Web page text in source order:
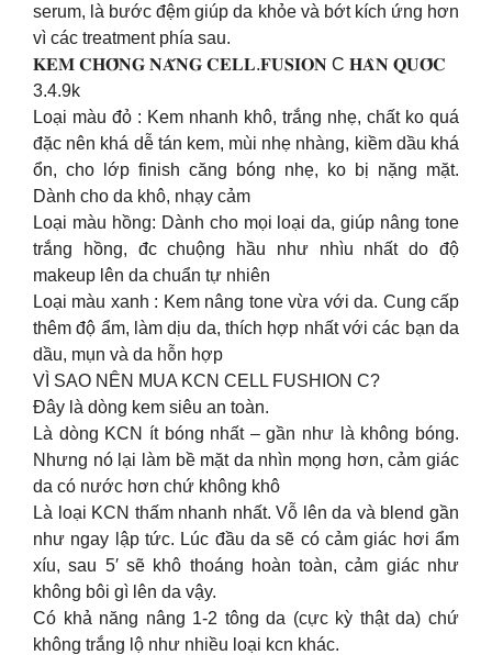
serum, là bước đệm giúp da khỏe và bớt kích ứng hơn
vì các treatment phía sau.
𝐊𝐄𝐌 𝐂𝐇𝐎̂́𝐍𝐆 𝐍𝐀̆́𝐍𝐆 𝐂𝐄𝐋𝐋.𝐅𝐔𝐒𝐈𝐎𝐍 C 𝐇𝐀̀𝐍 𝐐𝐔𝐎̂́𝐂
3.4.9k
Loại màu đỏ : Kem nhanh khô, trắng nhẹ, chất ko quá
đặc nên khá dễ tán kem, mùi nhẹ nhàng, kiềm dầu khá
ổn, cho lớp finish căng bóng nhẹ, ko bị nặng mặt.
Dành cho da khô, nhạy cảm
Loại màu hồng: Dành cho mọi loại da, giúp nâng tone
trắng hồng, đc chuộng hầu như nhìu nhất do độ
makeup lên da chuẩn tự nhiên
Loại màu xanh : Kem nâng tone vừa với da. Cung cấp
thêm độ ẩm, làm dịu da, thích hợp nhất với các bạn da
dầu, mụn và da hỗn hợp
VÌ SAO NÊN MUA KCN CELL FUSHION C?
Đây là dòng kem siêu an toàn.
Là dòng KCN ít bóng nhất – gần như là không bóng.
Nhưng nó lại làm bề mặt da nhìn mọng hơn, cảm giác
da có nước hơn chứ không khô
Là loại KCN thấm nhanh nhất. Vỗ lên da và blend gần
như ngay lập tức. Lúc đầu da sẽ có cảm giác hơi ẩm
xíu, sau 5′ sẽ khô thoáng hoàn toàn, cảm giác như
không bôi gì lên da vậy.
Có khả năng nâng 1-2 tông da (cực kỳ thật da) chứ
không trắng lộ như nhiều loại kcn khác.